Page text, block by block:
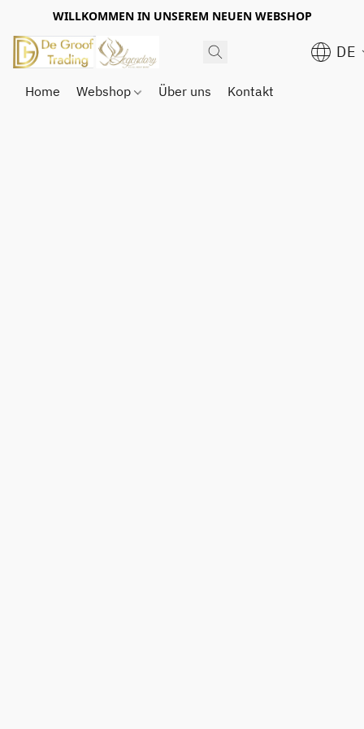
WILLKOMMEN IN UNSEREM NEUEN WEBSHOP
DE
Home Webshop Über uns Kontakt